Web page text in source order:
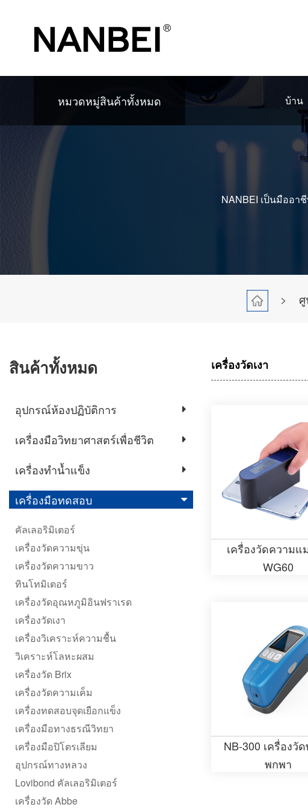
หมวดหมู่สินค้าทั้งหมด บ้าน
NANBEI เป็นมืออ
>
สินค้าทั้งหมด
อุปกรณ์ห้องปฏิบัติการ
เครื่องมือวิทยาศาสตร์เพื่อชีวิต
เครื่องทำน้ำแข็ง
เครื่องมือทดสอบ
คัลเลอริมิเตอร์
เครื่องวัดความขุ่น
เครื่องวัดความขาว
ทินโทมิเตอร์
เครื่องวัดอุณหภูมิอินฟราเรด
เครื่องวัดเงา
เครื่องวิเคราะห์ความชื้น
วิเคราะห์โลหะผสม
เครื่องวัด Brix
เครื่องวัดความเค็ม
เครื่องทดสอบจุดเยือกแข็ง
เครื่องมือทางธรณีวิทยา
เครื่องมือปิโตรเลียม
อุปกรณ์ทางหลวง
Lovibond คัลเลอริมิเตอร์
เครื่องวัด Abbe
เครื่องวัดเงา
เครื่องวัดความแ
WG60
NB-300 เครื่องวั
พกพา